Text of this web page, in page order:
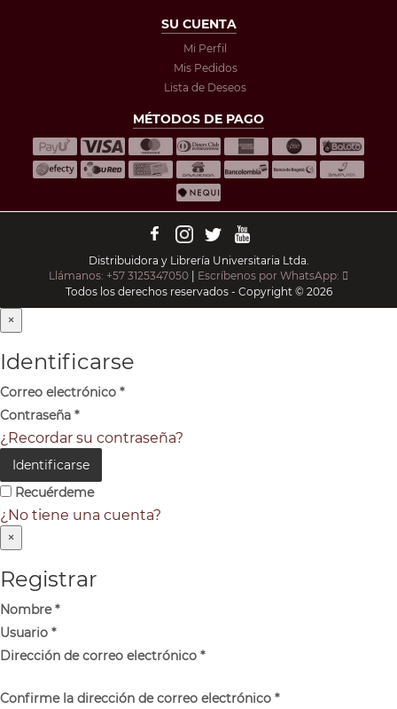
SU CUENTA
Mi Perfil
Mis Pedidos
Lista de Deseos
MÉTODOS DE PAGO
Distribuidora y Librería Universitaria Ltda.
Llámanos: +57 3125347050
Escríbenos por WhatsApp:
Todos los derechos reservados - Copyright © 2026
×
Identificarse
Correo electrónico *
Contraseña *
¿Recordar su contraseña?
Identificarse
Recuérdeme
¿No tiene una cuenta?
×
Registrar
Nombre*
Usuario *
Dirección de correo electrónico *
Confirme la dirección de correo electrónico *